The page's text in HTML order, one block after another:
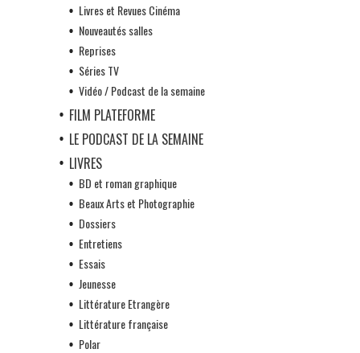
Livres et Revues Cinéma
Nouveautés salles
Reprises
Séries TV
Vidéo / Podcast de la semaine
FILM PLATEFORME
LE PODCAST DE LA SEMAINE
LIVRES
BD et roman graphique
Beaux Arts et Photographie
Dossiers
Entretiens
Essais
Jeunesse
Littérature Etrangère
Littérature française
Polar